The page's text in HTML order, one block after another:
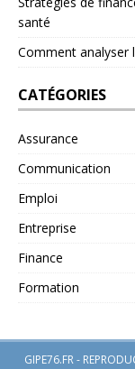
santé
Comment analyser
CATÉGORIES
Assurance
Communication
Emploi
Entreprise
Finance
Formation
GIPE76.FR -